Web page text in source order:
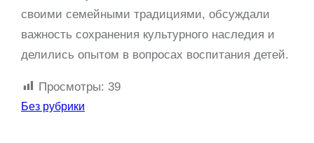
своими семейными традициями, обсуждали
важность сохранения культурного наследия и
делились опытом в вопросах воспитания детей.
Просмотры: 39
Без рубрики